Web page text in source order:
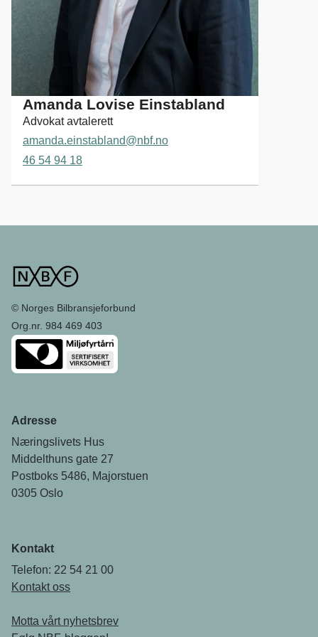
Amanda Lovise Einstabland
Advokat avtalerett
amanda.einstabland@nbf.no
46 54 94 18
© Norges Bilbransjeforbund
Org.nr. 984 469 403
Adresse
Næringslivets Hus
Middelthuns gate 27
Postboks 5486, Majorstuen
0305 Oslo
Kontakt
Telefon: 22 54 21 00
Kontakt oss
Motta vårt nyhetsbrev